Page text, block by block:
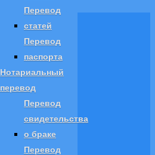
Перевод
статей
Перевод
паспорта
Нотариальный
перевод
Перевод
свидетельства
о браке
Перевод